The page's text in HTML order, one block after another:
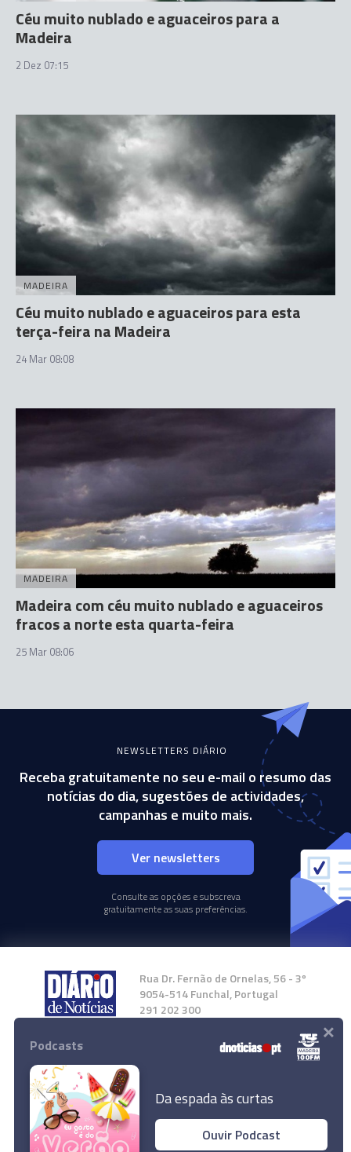
Céu muito nublado e aguaceiros para a
Madeira
2 Dez 07:15
MADEIRA
Céu muito nublado e aguaceiros para esta
terça-feira na Madeira
24 Mar 08:08
MADEIRA
Madeira com céu muito nublado e aguaceiros
fracos a norte esta quarta-feira
25 Mar 08:06
NEWSLETTERS DIÁRIO
Receba gratuitamente no seu e-mail o resumo das
notícias do dia, sugestões de actividades,
campanhas e muito mais.
Ver newsletters
Consulte as opções e subscreva
gratuitamente as suas preferências.
Rua Dr. Fernão de Ornelas, 56 - 3º
9054-514 Funchal, Portugal
291 202 300
Instale a nossa App
Podcasts
Da espada às curtas
Ouvir Podcast
×